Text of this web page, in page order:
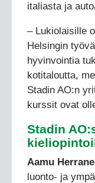
italiasta ja
– Lukiolaisille
Helsingin
hyvinvointia
kotitaloutta,
Stadin AO:n
kurssit ovat
Stadin
Aamu
luonto- ja